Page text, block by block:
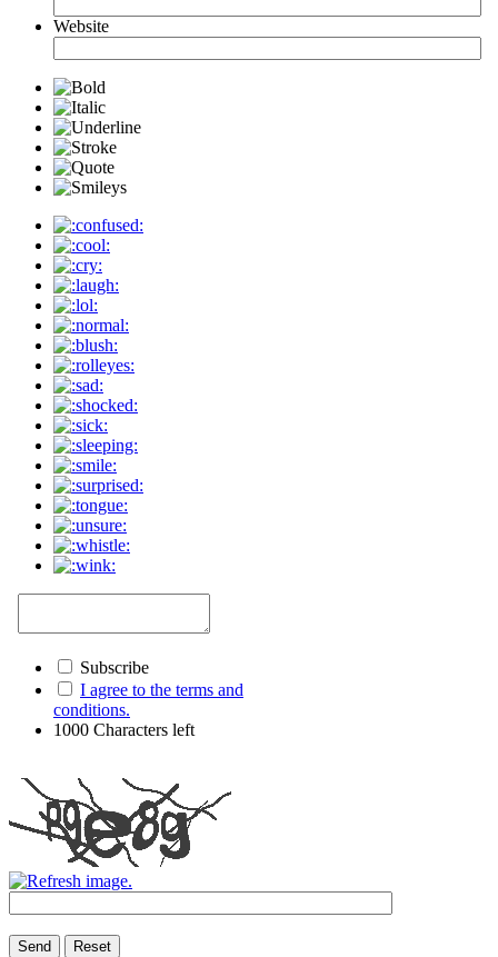
Website
Subscribe
I agree to the terms and
conditions.
1000 Characters left
Send Reset